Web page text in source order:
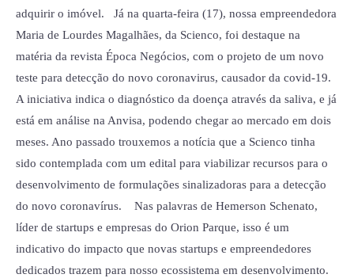
adquirir o imóvel. Já na quarta-feira (17), nossa empreendedora
Maria de Lourdes Magalhães, da Scienco, foi destaque na
matéria da revista Época Negócios, com o projeto de um novo
teste para detecção do novo coronavirus, causador da covid-19.
A iniciativa indica o diagnóstico da doença através da saliva, e já
está em análise na Anvisa, podendo chegar ao mercado em dois
meses. Ano passado trouxemos a notícia que a Scienco tinha
sido contemplada com um edital para viabilizar recursos para o
desenvolvimento de formulações sinalizadoras para a detecção
do novo coronavírus. Nas palavras de Hemerson Schenato,
líder de startups e empresas do Orion Parque, isso é um
indicativo do impacto que novas startups e empreendedores
dedicados trazem para nosso ecossistema em desenvolvimento.